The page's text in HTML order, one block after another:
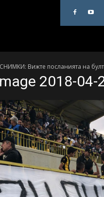
Вижте посланията на
2018-04-